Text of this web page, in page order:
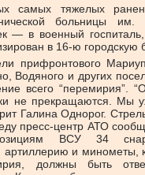
самых тяжелых
больницы им.
— в военный
в 16-ю городскую
прифронтового
Водяного и других
всего “перемирия”.
не прекращаются. Мы
Галина Однорог.
пресс-центр АТО
ВСУ 34
артиллерию и минометы,
должны быть